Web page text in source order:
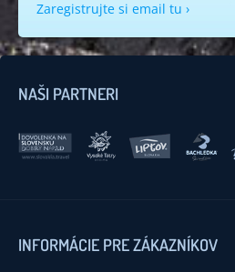
Zaregistrujte si email tu ›
NAŠI PARTNERI
INFORMÁCIE PRE ZÁKAZNÍKOV